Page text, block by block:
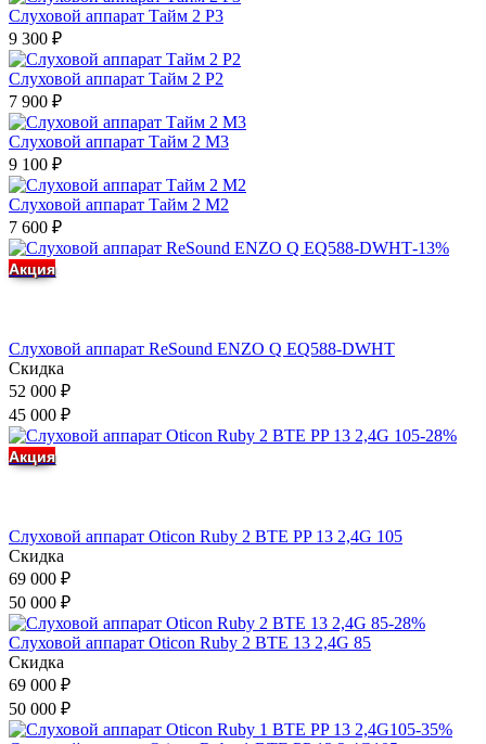
Слуховой аппарат Тайм 2 Р3
9 300 ₽
Слуховой аппарат Тайм 2 Р2
7 900 ₽
Слуховой аппарат Тайм 2 М3
9 100 ₽
Слуховой аппарат Тайм 2 М2
7 600 ₽
-13%
Акция
Слуховой аппарат ReSound ENZO Q EQ588-DWHT
Скидка
52 000 ₽
45 000 ₽
-28%
Акция
Слуховой аппарат Oticon Ruby 2 BTE PP 13 2,4G 105
Скидка
69 000 ₽
50 000 ₽
-28%
Слуховой аппарат Oticon Ruby 2 BTE 13 2,4G 85
Скидка
69 000 ₽
50 000 ₽
-35%